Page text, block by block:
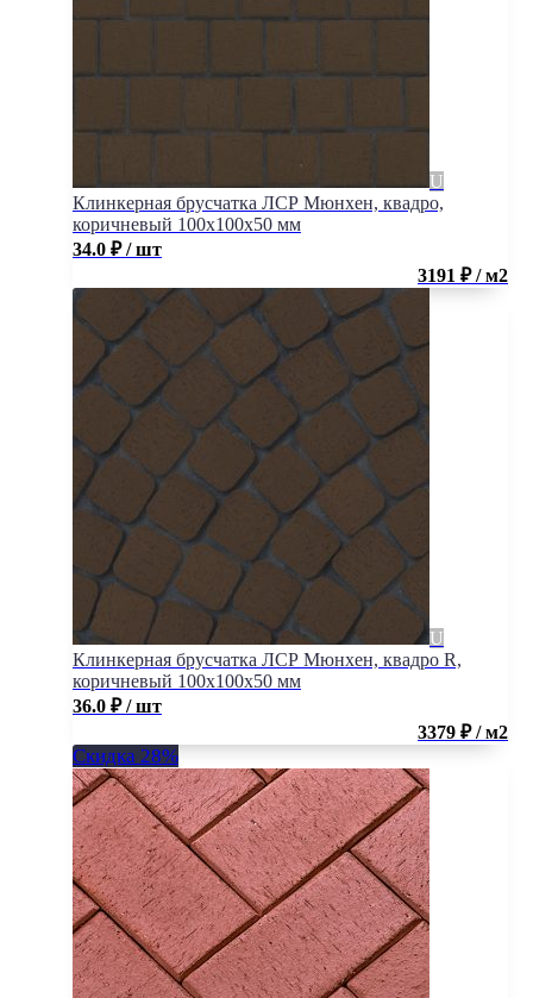
Клинкерная брусчатка ЛСР Мюнхен, квадро,
коричневый 100x100x50 мм
34.0 ₽ / шт
3191 ₽ / м2
Клинкерная брусчатка ЛСР Мюнхен, квадро R,
коричневый 100x100x50 мм
36.0 ₽ / шт
3379 ₽ / м2
Скидка 28%